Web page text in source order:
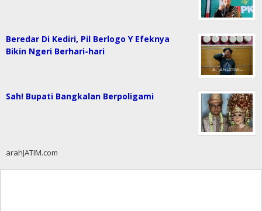
Beredar Di Kediri, Pil Berlogo Y Efeknya
Bikin Ngeri Berhari-hari
Sah! Bupati Bangkalan Berpoligami
arahJATIM.com